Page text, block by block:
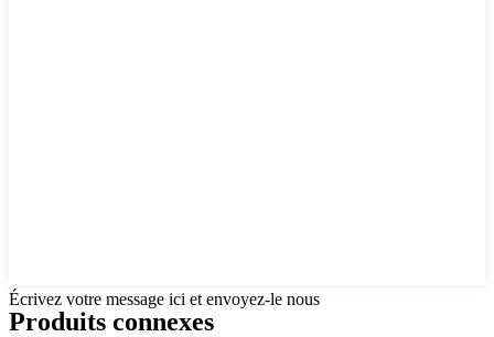
Écrivez votre message ici et envoyez-le nous
Produits connexes